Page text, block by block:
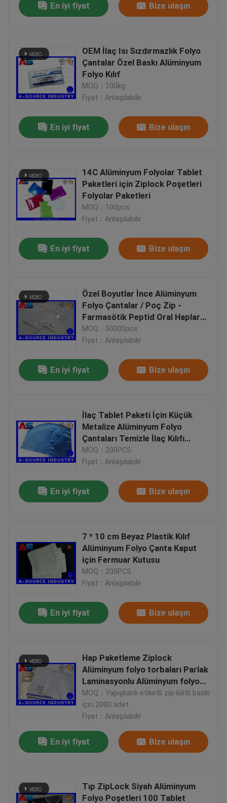
Ürünler
Hakkımızda
Fabrika turu
Bize Ulaşın
Bir teklif isteği
10 mL Flakon Etiketleri
Küçük Şişe Etiketleri
En iyi fiyat Bize ulaşın
OEM İlaç Isı Sızdırmazlık Folyo
Çantalar Özel Baskı Alüminyum
Folyo Kılıf
MOQ：100kg
Fiyat：Anlaşılabilir
En iyi fiyat Bize ulaşın
14C Alüminyum Folyolar Tablet
Paketleri için Ziplock Poşetleri
Folyolar Paketleri
MOQ：100pcs
Fiyat：Anlaşılabilir
En iyi fiyat Bize ulaşın
Özel Boyutlar İnce Alüminyum
Folyo Çantalar / Poç Zip -
Farmasötik Peptid Oral Haplar
için Kilit
MOQ：50000pcs
Fiyat：Anlaşılabilir
En iyi fiyat Bize ulaşın
İlaç Tablet Paketi İçin Küçük
Metalize Alüminyum Folyo
Çantaları Temizle İlaç Kılıfı
alüminyum folyo kilitli torba
MOQ：200PCS
Fiyat：Anlaşılabilir
En iyi fiyat Bize ulaşın
7 * 10 cm Beyaz Plastik Kılıf
Alüminyum Folyo Çanta Kaput
için Fermuar Kutusu
MOQ：200PCS
Fiyat：Anlaşılabilir
En iyi fiyat Bize ulaşın
Hap Paketleme Ziplock
Alüminyum folyo torbaları Parlak
Laminasyonlu Alüminyum folyo
torbaları Özel Boyut
MOQ：Yapışkanlı etiketli zip-kilitli baskı
için 2000 adet
Fiyat：Anlaşılabilir
En iyi fiyat Bize ulaşın
Tıp ZipLock Siyah Alüminyum
Folyo Poşetleri 100 Tablet